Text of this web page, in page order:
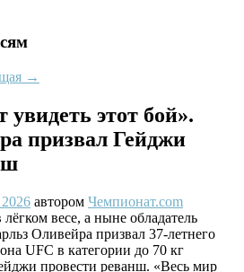
→
увидеть этот бой».
призвал Гейджи
автором Чемпионат.com
весе, а ныне обладатель
Оливейра призвал 37-летнего
UFC в категории до 70 кг
провести реванш. «Весь мир